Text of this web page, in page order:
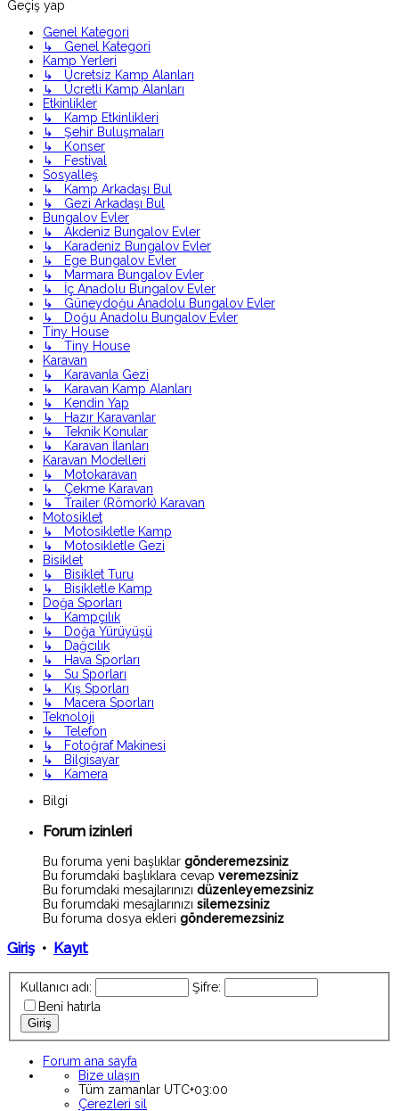
Geçiş yap
Genel Kategori
↳ Genel Kategori
Kamp Yerleri
↳ Ücretsiz Kamp Alanları
↳ Ücretli Kamp Alanları
Etkinlikler
↳ Kamp Etkinlikleri
↳ Şehir Buluşmaları
↳ Konser
↳ Festival
Sosyalleş
↳ Kamp Arkadaşı Bul
↳ Gezi Arkadaşı Bul
Bungalov Evler
↳ Akdeniz Bungalov Evler
↳ Karadeniz Bungalov Evler
↳ Ege Bungalov Evler
↳ Marmara Bungalov Evler
↳ İç Anadolu Bungalov Evler
↳ Güneydoğu Anadolu Bungalov Evler
↳ Doğu Anadolu Bungalov Evler
Tiny House
↳ Tiny House
Karavan
↳ Karavanla Gezi
↳ Karavan Kamp Alanları
↳ Kendin Yap
↳ Hazır Karavanlar
↳ Teknik Konular
↳ Karavan İlanları
Karavan Modelleri
↳ Motokaravan
↳ Çekme Karavan
↳ Trailer (Römork) Karavan
Motosiklet
↳ Motosikletle Kamp
↳ Motosikletle Gezi
Bisiklet
↳ Bisiklet Turu
↳ Bisikletle Kamp
Doğa Sporları
↳ Kampçılık
↳ Doğa Yürüyüşü
↳ Dağcılık
↳ Hava Sporları
↳ Su Sporları
↳ Kış Sporları
↳ Macera Sporları
Teknoloji
↳ Telefon
↳ Fotoğraf Makinesi
↳ Bilgisayar
↳ Kamera
Bilgi
Forum izinleri
Bu foruma yeni başlıklar gönderemezsiniz
Bu forumdaki başlıklara cevap veremezsiniz
Bu forumdaki mesajlarınızı düzenleyemezsiniz
Bu forumdaki mesajlarınızı silemezsiniz
Bu foruma dosya ekleri gönderemezsiniz
Giriş • Kayıt
Kullanıcı adı:
Şifre:
Beni hatırla
Forum ana sayfa
Bize ulaşın
Tüm zamanlar UTC+03:00
Çerezleri sil